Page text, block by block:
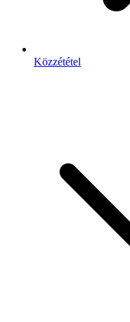
Közzététel